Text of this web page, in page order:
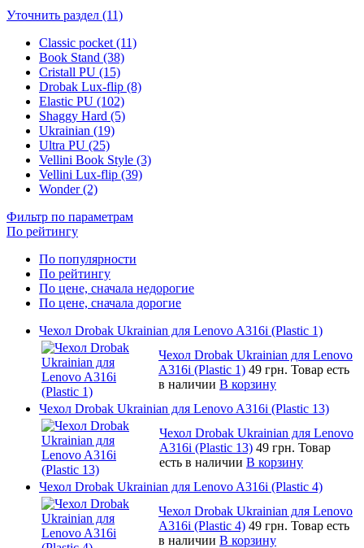
Уточнить раздел (11)
Classic pocket (11)
Book Stand (38)
Cristall PU (15)
Drobak Lux-flip (8)
Elastic PU (102)
Shaggy Hard (5)
Ukrainian (19)
Ultra PU (25)
Vellini Book Style (3)
Vellini Lux-flip (39)
Wonder (2)
Фильтр по параметрам
По рейтингу
По популярности
По рейтингу
По цене, сначала недорогие
По цене, сначала дорогие
Чехол Drobak Ukrainian для Lenovo A316i (Plastic 1)
Чехол Drobak Ukrainian для Lenovo
A316i (Plastic 1) 49 грн. Товар есть
в наличии В корзину
Чехол Drobak Ukrainian для Lenovo A316i (Plastic 13)
Чехол Drobak Ukrainian для Lenovo
A316i (Plastic 13) 49 грн. Товар
есть в наличии В корзину
Чехол Drobak Ukrainian для Lenovo A316i (Plastic 4)
Чехол Drobak Ukrainian для Lenovo
A316i (Plastic 4) 49 грн. Товар есть
в наличии В корзину